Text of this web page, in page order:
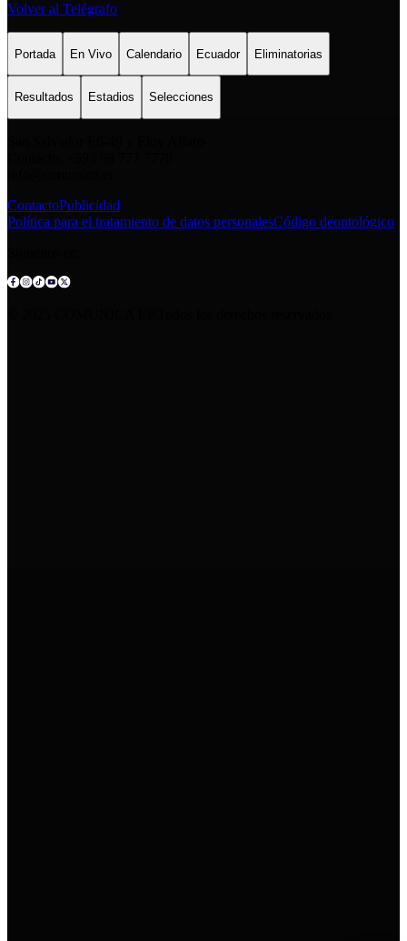
Volver al Telégrafo
Portada En Vivo Calendario Ecuador Eliminatorias
Resultados Estadios Selecciones
ContactoPublicidad
Política para el tratamiento de datos personalesCódigo deontológico